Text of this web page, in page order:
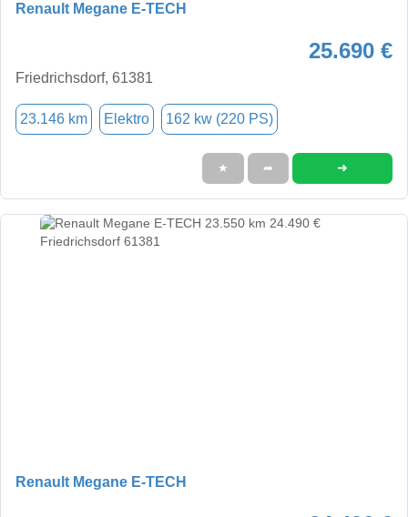
Renault Megane E-TECH
25.690 €
Friedrichsdorf, 61381
23.146 km Elektro 162 kw (220 PS)
★ ➦ ➜
Renault Megane E-TECH